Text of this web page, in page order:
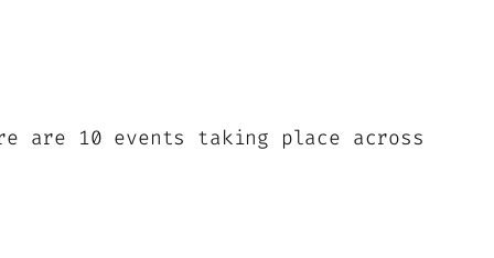
are 10 events taking place across